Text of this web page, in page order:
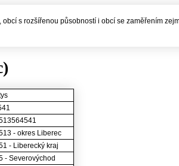
obcí s rozšířenou působností i obcí se zaměřením
- okres Liberec
- Liberecký kraj
- Severovýchod